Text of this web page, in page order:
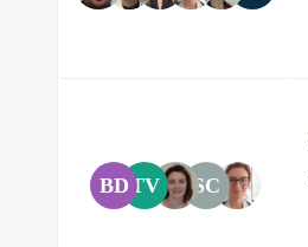
BD TV SC